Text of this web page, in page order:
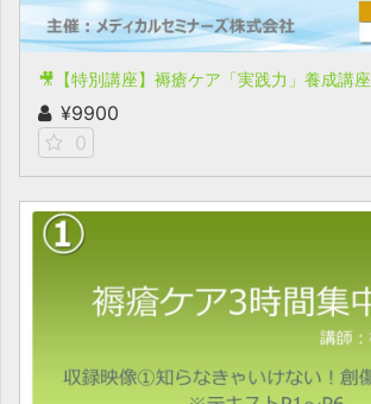
🎥【特別講座】褥瘡ケア「実践力」養成講座
¥9900
0